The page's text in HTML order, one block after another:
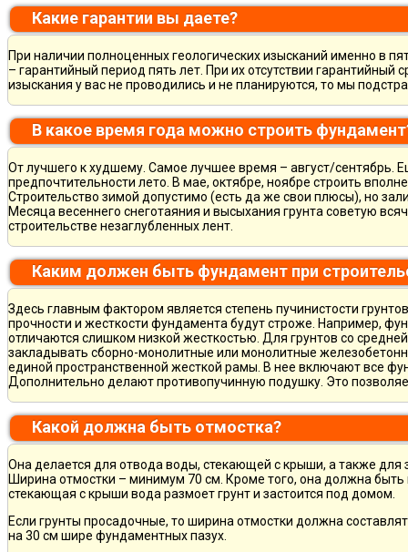
Какие гарантии вы даете?
При наличии полноценных геологических изысканий именно в
– гарантийный период пять лет. При их отсутствии гарантийный
изыскания у вас не проводились и не планируются, то мы
В какое время года можно строить
От лучшего к худшему. Самое лучшее время – август/сентябрь.
предпочтительности лето. В мае, октябре, ноябре строить
Строительство зимой допустимо (есть да же свои плюсы), но
Месяца весеннего снеготаяния и высыхания грунта советую
строительстве незаглубленных лент.
Каким должен быть фундамент при
Здесь главным фактором является степень пучинистости
прочности и жесткости фундамента будут строже. Например,
отличаются слишком низкой жесткостью. Для грунтов со
закладывать сборно-монолитные или монолитные
единой пространственной жесткой рамы. В нее включают все
Дополнительно делают противопучинную подушку. Это
Какой должна быть отмостка?
Она делается для отвода воды, стекающей с крыши, а также для
Ширина отмостки – минимум 70 см. Кроме того, она должна быть
стекающая с крыши вода размоет грунт и застоится под домом.
Если грунты просадочные, то ширина отмостки должна
на 30 см шире фундаментных пазух.